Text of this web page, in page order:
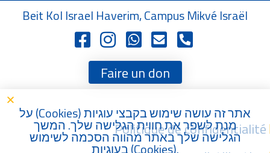
Beit Kol Israel Haverim, Campus Mikvé Israël
Faire un don
Politique de confidentialité
אתר זה עושה שימוש בקבצי עוגיות (Cookies) על
מנת לשפר את חווית הגלישה שלך. המשך
הגלישה שלך באתר מהווה הסכמה לשימוש
בעוגיות (Cookies).